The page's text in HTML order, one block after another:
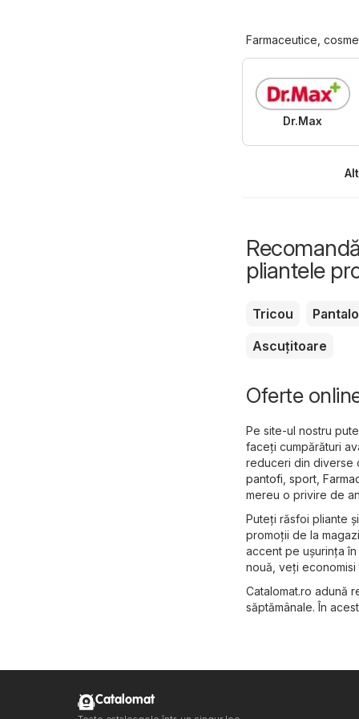
Farmaceutice,
Dr.Max
pliantele
Tricou
Ascuțitoare
Oferte
Pe site-ul nostru
faceți cumpărături
reduceri din diverse
pantofi, sport
mereu o privire de
Puteți răsfoi pliante
promoții de la
accent pe ușurința
nouă, veți
Catalomat.ro adună
săptămânale. În
Catalomat